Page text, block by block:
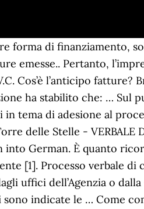
forma di finanziamento,
emesse.. Pertanto,
Cos’è l’anticipo fatture?
ha stabilito che: … Sul
tema di adesione al
delle Stelle - VERBALE
German. È quanto
[1]. Processo verbale
uffici dell’Agenzia o
indicate le … Come